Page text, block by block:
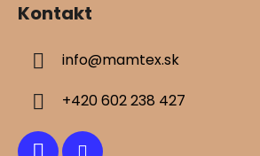
Kontakt
info@mamtex.sk
+420 602 238 427